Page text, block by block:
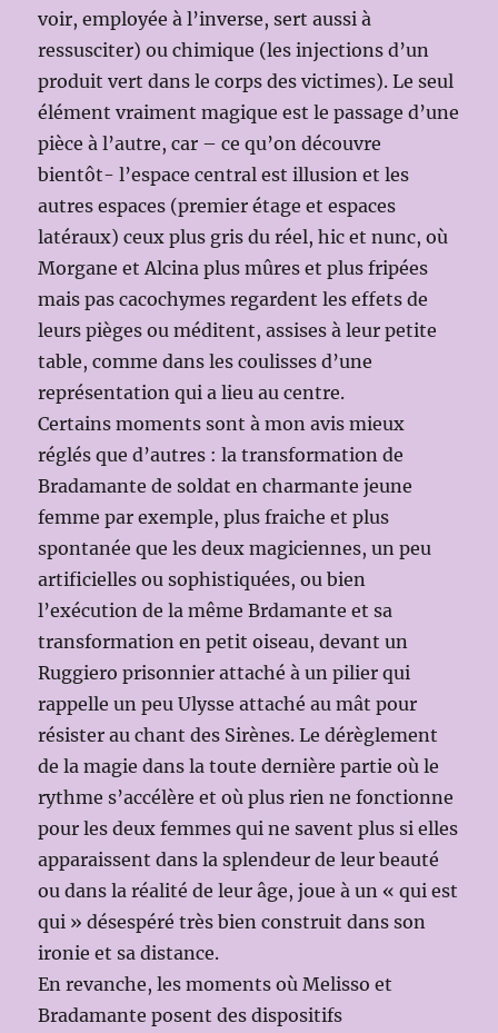
voir, employée à l’inverse, sert aussi à
ressusciter) ou chimique (les injections d’un
produit vert dans le corps des victimes). Le seul
élément vraiment magique est le passage d’une
pièce à l’autre, car – ce qu’on découvre
bientôt- l’espace central est illusion et les
autres espaces (premier étage et espaces
latéraux) ceux plus gris du réel, hic et nunc, où
Morgane et Alcina plus mûres et plus fripées
mais pas cacochymes regardent les effets de
leurs pièges ou méditent, assises à leur petite
table, comme dans les coulisses d’une
représentation qui a lieu au centre.
Certains moments sont à mon avis mieux
réglés que d’autres : la transformation de
Bradamante de soldat en charmante jeune
femme par exemple, plus fraiche et plus
spontanée que les deux magiciennes, un peu
artificielles ou sophistiquées, ou bien
l’exécution de la même Brdamante et sa
transformation en petit oiseau, devant un
Ruggiero prisonnier attaché à un pilier qui
rappelle un peu Ulysse attaché au mât pour
résister au chant des Sirènes. Le dérèglement
de la magie dans la toute dernière partie où le
rythme s’accélère et où plus rien ne fonctionne
pour les deux femmes qui ne savent plus si elles
apparaissent dans la splendeur de leur beauté
ou dans la réalité de leur âge, joue à un « qui est
qui » désespéré très bien construit dans son
ironie et sa distance.
En revanche, les moments où Melisso et
Bradamante posent des dispositifs